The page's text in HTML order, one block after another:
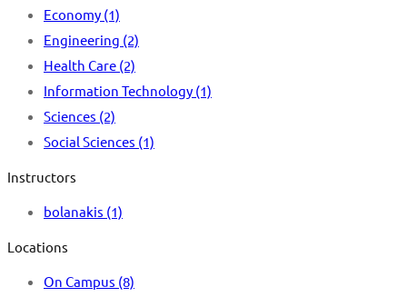
Economy (1)
Engineering (2)
Health Care (2)
Information Technology (1)
Sciences (2)
Social Sciences (1)
Instructors
bolanakis (1)
Locations
On Campus (8)